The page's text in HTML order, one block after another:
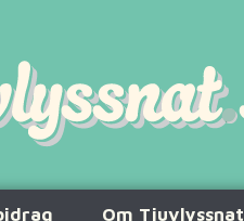
Om Tjuvlyssnat